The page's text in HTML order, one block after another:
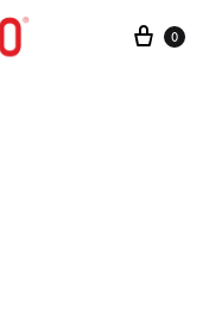
Cart
0